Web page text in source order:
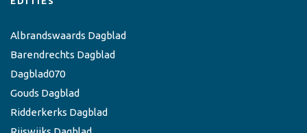
Albrandswaards Dagblad
Barendrechts Dagblad
Dagblad070
Gouds Dagblad
Ridderkerks Dagblad